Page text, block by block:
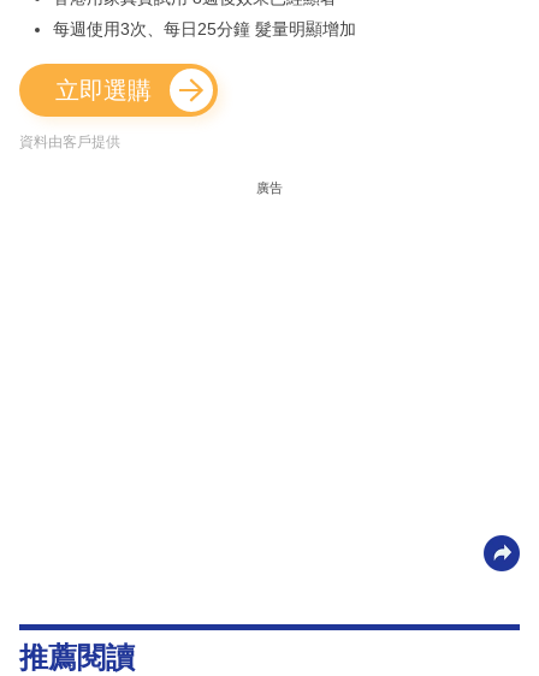
每週使用3次、每日25分鐘 髮量明顯增加
立即選購
資料由客戶提供
廣告
推薦閱讀